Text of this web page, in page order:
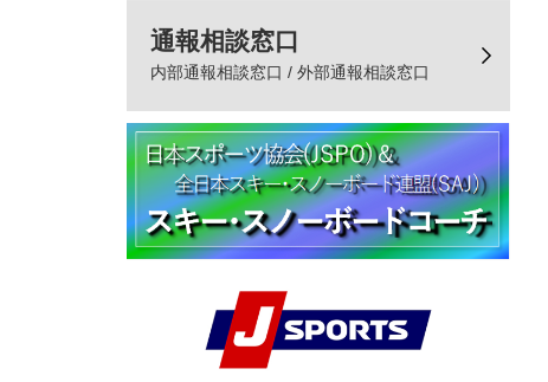
通報相談窓口
内部通報相談窓口 / 外部通報相談窓口